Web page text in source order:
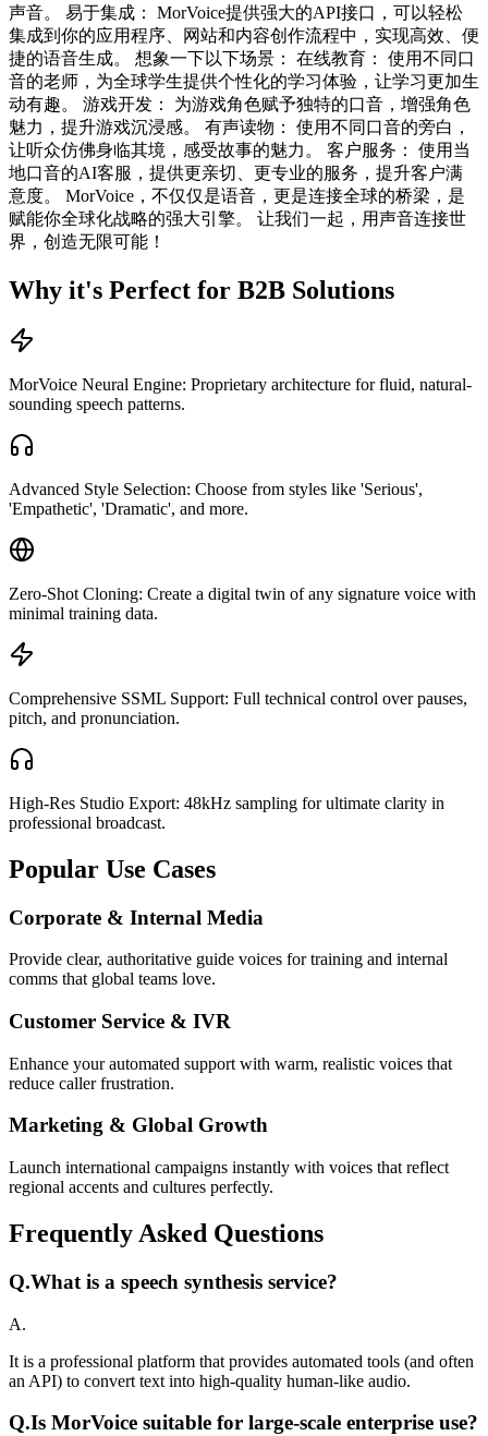
声音。 易于集成： MorVoice提供强大的API接口，可以轻松
集成到你的应用程序、网站和内容创作流程中，实现高效、便
捷的语音生成。 想象一下以下场景： 在线教育： 使用不同口
音的老师，为全球学生提供个性化的学习体验，让学习更加生
动有趣。 游戏开发： 为游戏角色赋予独特的口音，增强角色
魅力，提升游戏沉浸感。 有声读物： 使用不同口音的旁白，
让听众仿佛身临其境，感受故事的魅力。 客户服务： 使用当
地口音的AI客服，提供更亲切、更专业的服务，提升客户满
意度。 MorVoice，不仅仅是语音，更是连接全球的桥梁，是
赋能你全球化战略的强大引擎。 让我们一起，用声音连接世
界，创造无限可能！
Why it's Perfect for B2B Solutions
MorVoice Neural Engine: Proprietary architecture for fluid, natural-
sounding speech patterns.
Advanced Style Selection: Choose from styles like 'Serious',
'Empathetic', 'Dramatic', and more.
Zero-Shot Cloning: Create a digital twin of any signature voice with
minimal training data.
Comprehensive SSML Support: Full technical control over pauses,
pitch, and pronunciation.
High-Res Studio Export: 48kHz sampling for ultimate clarity in
professional broadcast.
Popular Use Cases
Corporate & Internal Media
Provide clear, authoritative guide voices for training and internal
comms that global teams love.
Customer Service & IVR
Enhance your automated support with warm, realistic voices that
reduce caller frustration.
Marketing & Global Growth
Launch international campaigns instantly with voices that reflect
regional accents and cultures perfectly.
Frequently Asked Questions
Q.What is a speech synthesis service?
A.
It is a professional platform that provides automated tools (and often
an API) to convert text into high-quality human-like audio.
Q.Is MorVoice suitable for large-scale enterprise use?